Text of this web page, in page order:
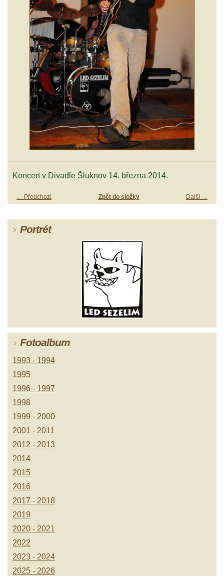
Koncert v Divadle Šluknov 14. března 2014.
← Předchozí Další →
Zpět do složky
Portrét
Fotoalbum
1993 - 1994
1995
1996 - 1997
1998
1999 - 2000
2001 - 2011
2012 - 2013
2014
2015
2016
2017 - 2018
2019
2020 - 2021
2022
2023 - 2024
2025 - 2026